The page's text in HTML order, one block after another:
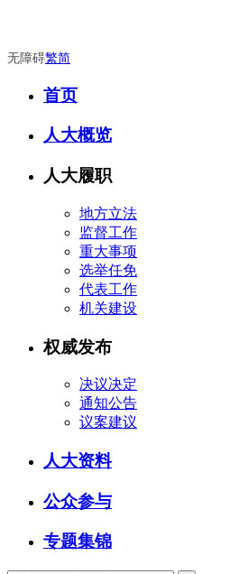
无障碍繁简
首页
人大概览
人大履职
地方立法
监督工作
重大事项
选举任免
代表工作
机关建设
权威发布
决议决定
通知公告
议案建议
人大资料
公众参与
专题集锦